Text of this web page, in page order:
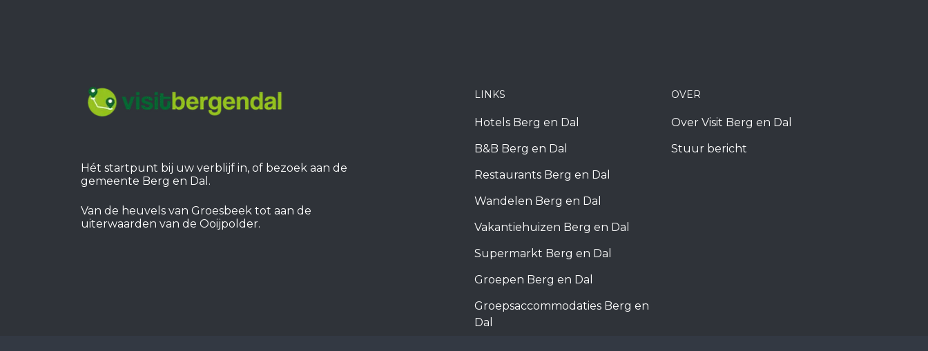
Hét startpunt bij uw verblijf in, of bezoek aan de
gemeente Berg en Dal.
Van de heuvels van Groesbeek tot aan de
uiterwaarden van de Ooijpolder.
LINKS
Hotels Berg en Dal
B&B Berg en Dal
Restaurants Berg en Dal
Wandelen Berg en Dal
Vakantiehuizen Berg en Dal
Supermarkt Berg en Dal
Groepen Berg en Dal
Groepsaccommodaties Berg en
Dal
OVER
Over Visit Berg en Dal
Stuur bericht